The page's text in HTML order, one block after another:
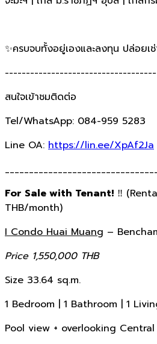
✨ครบจบทั้งอยู่เองและลงทุน ปล่อยเ
สนใจเข้าชมติดต่อ
Tel/WhatsApp: 084-959 5283
Line OA: https://lin.ee/XpAf2Ja
For Sale with Tenant! ‼️
THB/month)
I Condo Huai Muang –
Price 1,550,000 THB
Size 33.64 sq.m.
1 Bedroom | 1 Bathroom | 1
Pool view + overlooking